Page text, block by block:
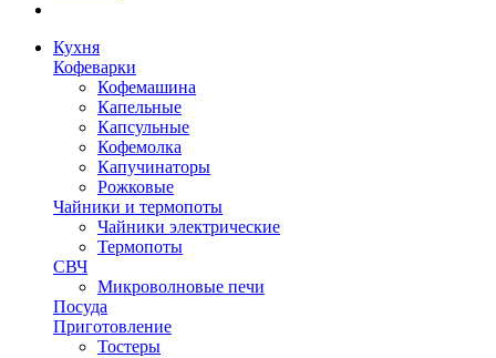
Кухня
Кофеварки
Кофемашина
Капельные
Капсульные
Кофемолка
Капучинаторы
Рожковые
Чайники и термопоты
Чайники электрические
Термопоты
СВЧ
Микроволновые печи
Посуда
Приготовление
Тостеры